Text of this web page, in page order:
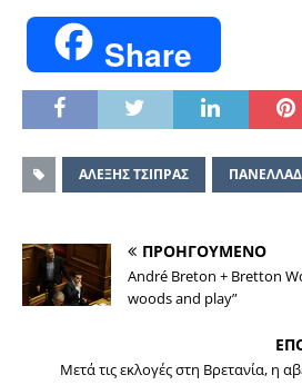
Share
ΑΛΕΞΗΣ ΤΣΙΠΡΑΣ
ΠΡΟΗΓΟΥΜΕΝΟ
André Breton + Bretton
woods and play”
Μετά τις εκλογές στη Βρετανία, η